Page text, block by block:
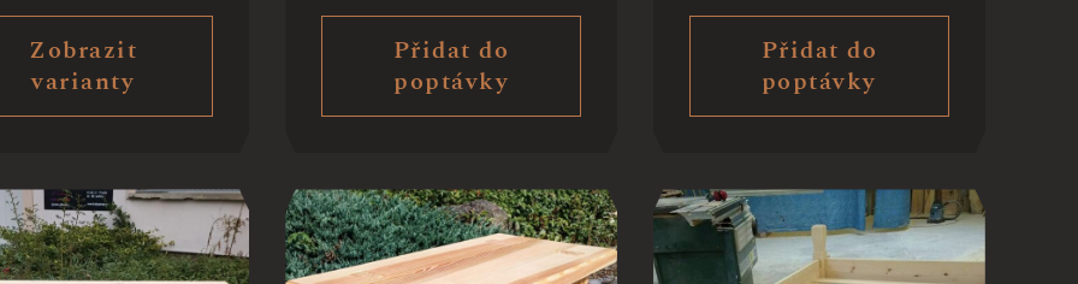
Zobrazit
varianty
Přidat do
poptávky
Přidat do
poptávky